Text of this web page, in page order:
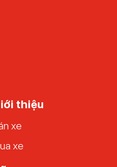
thiệu
xe
xe